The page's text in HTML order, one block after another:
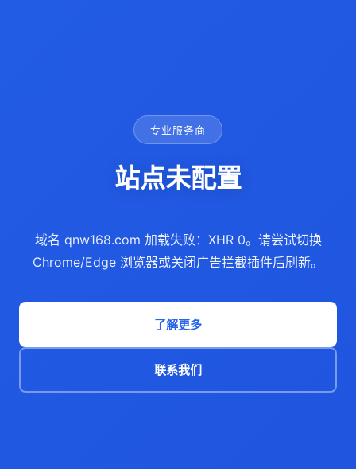
专业服务商
站点未配置
域名 qnw168.com 加载失败：XHR 0。请尝试切换
Chrome/Edge 浏览器或关闭广告拦截插件后刷新。
了解更多
联系我们